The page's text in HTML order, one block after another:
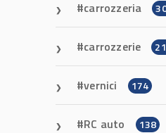
carrozzeria
carrozzerie
vernici 174
RC auto 138